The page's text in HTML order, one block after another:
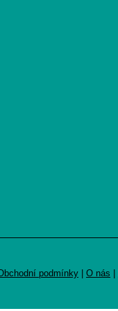
podmínky | O nás |